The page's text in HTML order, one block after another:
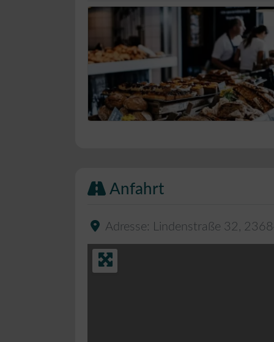
Bäckerei Musterbild
Anfahrt
Adresse: Lindenstraße 32 ,